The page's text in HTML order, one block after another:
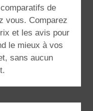
de
vous. Comparez
et les avis pour
le mieux à vos
sans aucun